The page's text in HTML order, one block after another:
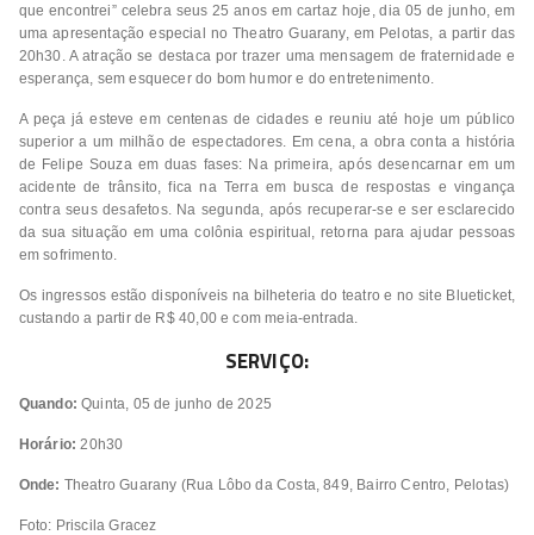
que encontrei” celebra seus 25 anos em cartaz hoje, dia 05 de junho, em
uma apresentação especial no Theatro Guarany, em Pelotas, a partir das
20h30. A atração se destaca por trazer uma mensagem de fraternidade e
esperança, sem esquecer do bom humor e do entretenimento.
A peça já esteve em centenas de cidades e reuniu até hoje um público
superior a um milhão de espectadores. Em cena, a obra conta a história
de Felipe Souza em duas fases: Na primeira, após desencarnar em um
acidente de trânsito, fica na Terra em busca de respostas e vingança
contra seus desafetos. Na segunda, após recuperar-se e ser esclarecido
da sua situação em uma colônia espiritual, retorna para ajudar pessoas
em sofrimento.
Os ingressos estão disponíveis na bilheteria do teatro e no site Blueticket,
custando a partir de R$ 40,00 e com meia-entrada.
SERVIÇO:
Quando: Quinta, 05 de junho de 2025
Horário: 20h30
Onde: Theatro Guarany (Rua Lôbo da Costa, 849, Bairro Centro, Pelotas)
Foto: Priscila Gracez